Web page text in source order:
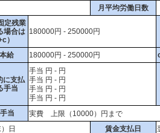
月平均労働日数
定残業
場合は
）
180000円 - 250000円
給 180000円 - 250000円
に支払
手当
手当 円 - 円
手当 円 - 円
手当 円 - 円
手当 円 - 円
当
実費 上限（10000）円まで
日 賃金支払日